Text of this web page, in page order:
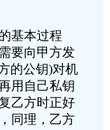
基本过程
要向甲方发
的公钥)对机
用自己私钥
乙方时正好
同理，乙方